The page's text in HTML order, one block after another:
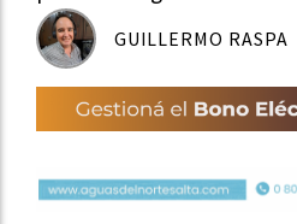
GUILLERMO RASPA